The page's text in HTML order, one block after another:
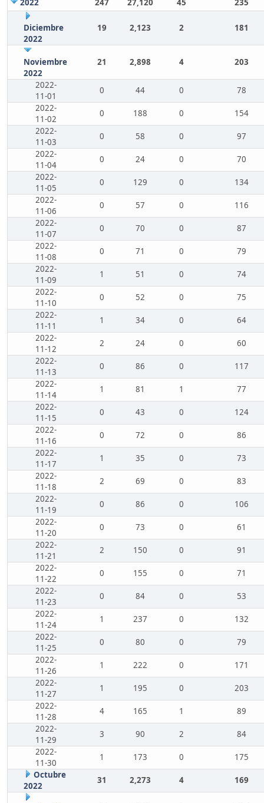
2022 247 27,120 45 235
Diciembre
2022
19 2,123 2 181
Noviembre
2022
21 2,898 4 203
2022-
11-01
0 44 0
78
2022-
11-02
0 188 0
154
2022-
11-03
0 58 0
97
2022-
11-04
0 24 0
70
2022-
11-05
0 129 0
134
2022-
11-06
0 57 0
116
2022-
11-07
0 70 0
87
2022-
11-08
0 71 0
79
2022-
11-09
1 51 0
74
2022-
11-10
0 52 0
75
2022-
11-11
1 34 0
64
2022-
11-12
2 24 0
60
2022-
11-13
0 86 0
117
2022-
11-14
1 81 1
77
2022-
11-15
0 43 0
124
2022-
11-16
0 72 0
86
2022-
11-17
1 35 0
73
2022-
11-18
2 69 0
83
2022-
11-19
0 86 0
106
2022-
11-20
0 73 0
61
2022-
11-21
2 150 0
91
2022-
11-22
0 155 0
71
2022-
11-23
0 84 0
53
2022-
11-24
1 237 0
132
2022-
11-25
0 80 0
79
2022-
11-26
1 222 0
171
2022-
11-27
1 195 0
203
2022-
11-28
4 165 1
89
2022-
11-29
3 90 2
84
2022-
11-30
1 173 0
175
Octubre
2022
31 2,273 4 169